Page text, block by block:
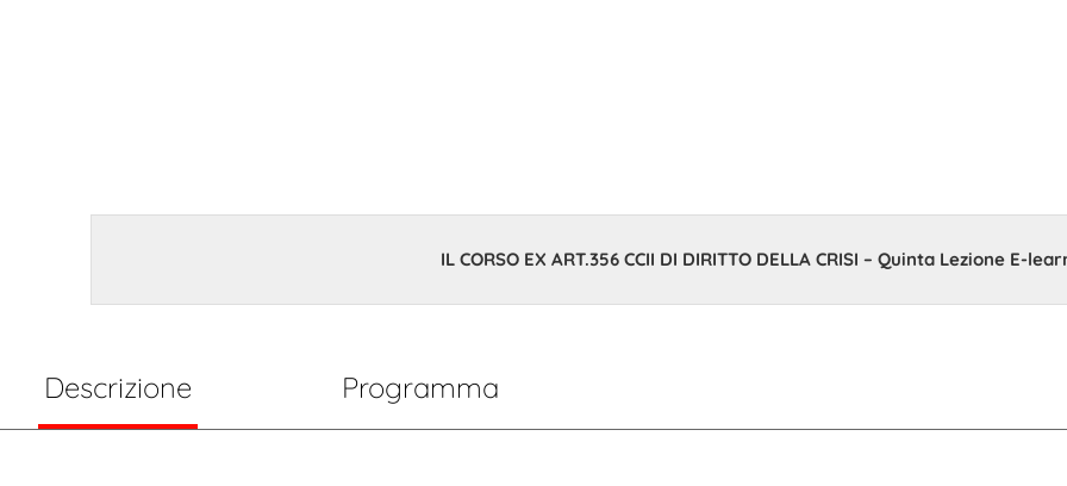
IL CORSO EX ART.356 CCII DI DIRITTO DELLA CRISI – Quinta Lezione E-
Descrizione Programma